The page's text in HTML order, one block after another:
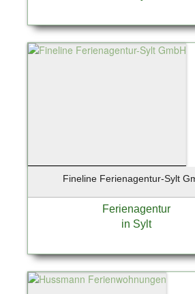
Fineline Ferienagentur-Sylt
Ferienagentur
in Sylt